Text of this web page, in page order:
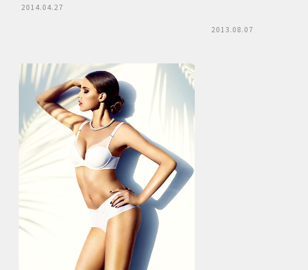
2014.04.27
2013.08.07